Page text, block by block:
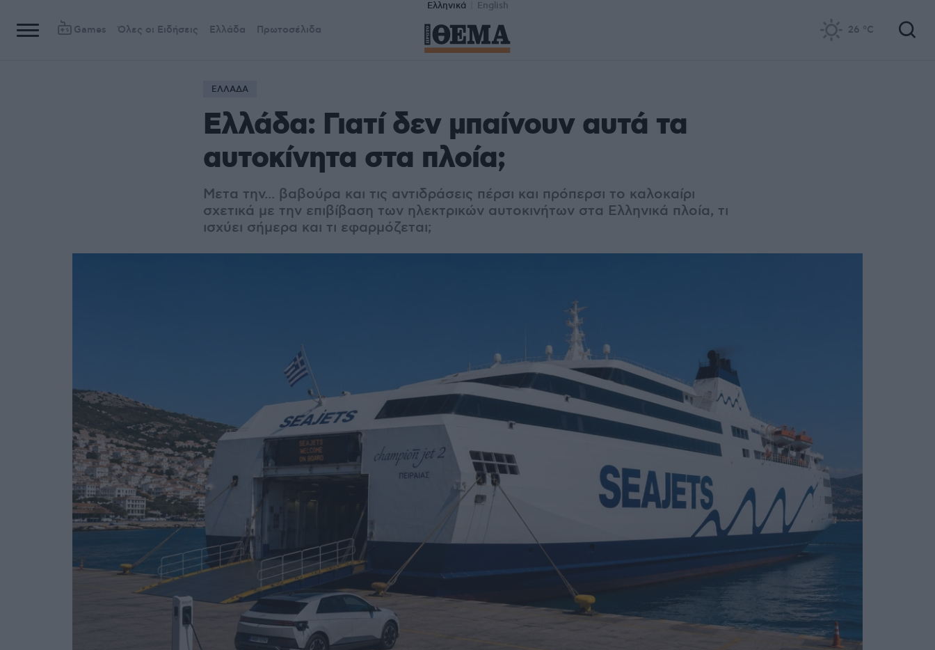
Ελληνικά English
Games Όλες οι Ειδήσεις Ελλάδα Πρωτοσέλιδα 26 °C
ΕΛΛΑΔΑ
Ελλάδα: Γιατί δεν μπαίνουν αυτά τα
αυτοκίνητα στα πλοία;
Μετα την... βαβούρα και τις αντιδράσεις πέρσι και πρόπερσι το καλοκαίρι
σχετικά με την επιβίβαση των ηλεκτρικών αυτοκινήτων στα Ελληνικά πλοία, τι
ισχύει σήμερα και τι εφαρμόζεται;